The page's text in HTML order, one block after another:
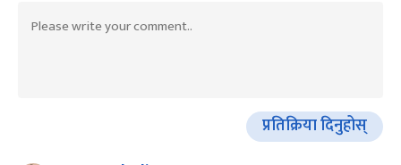
प्रतिक्रिया दिनुहोस्